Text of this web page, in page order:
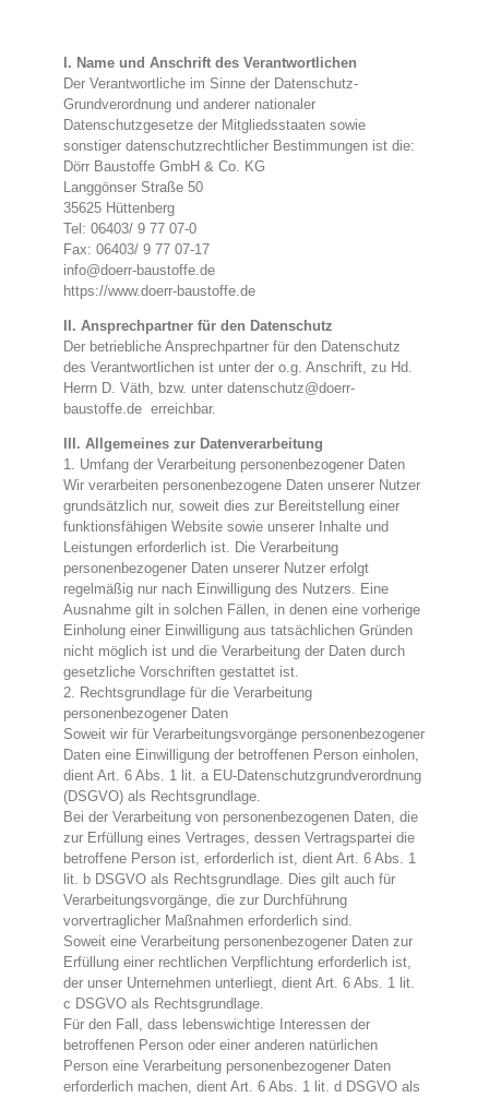
I. Name und Anschrift des Verantwortlichen
Der Verantwortliche im Sinne der Datenschutz-
Grundverordnung und anderer nationaler
Datenschutzgesetze der Mitgliedsstaaten sowie
sonstiger datenschutzrechtlicher Bestimmungen ist die:
Dörr Baustoffe GmbH & Co. KG
Langgönser Straße 50
35625 Hüttenberg
Tel: 06403/ 9 77 07-0
Fax: 06403/ 9 77 07-17
info@doerr-baustoffe.de
https://www.doerr-baustoffe.de
II. Ansprechpartner für den Datenschutz
Der betriebliche Ansprechpartner für den Datenschutz
des Verantwortlichen ist unter der o.g. Anschrift, zu Hd.
Herrn D. Väth, bzw. unter datenschutz@doerr-
baustoffe.de erreichbar.
III. Allgemeines zur Datenverarbeitung
1. Umfang der Verarbeitung personenbezogener Daten
Wir verarbeiten personenbezogene Daten unserer Nutzer
grundsätzlich nur, soweit dies zur Bereitstellung einer
funktionsfähigen Website sowie unserer Inhalte und
Leistungen erforderlich ist. Die Verarbeitung
personenbezogener Daten unserer Nutzer erfolgt
regelmäßig nur nach Einwilligung des Nutzers. Eine
Ausnahme gilt in solchen Fällen, in denen eine vorherige
Einholung einer Einwilligung aus tatsächlichen Gründen
nicht möglich ist und die Verarbeitung der Daten durch
gesetzliche Vorschriften gestattet ist.
2. Rechtsgrundlage für die Verarbeitung
personenbezogener Daten
Soweit wir für Verarbeitungsvorgänge personenbezogener
Daten eine Einwilligung der betroffenen Person einholen,
dient Art. 6 Abs. 1 lit. a EU-Datenschutzgrundverordnung
(DSGVO) als Rechtsgrundlage.
Bei der Verarbeitung von personenbezogenen Daten, die
zur Erfüllung eines Vertrages, dessen Vertragspartei die
betroffene Person ist, erforderlich ist, dient Art. 6 Abs. 1
lit. b DSGVO als Rechtsgrundlage. Dies gilt auch für
Verarbeitungsvorgänge, die zur Durchführung
vorvertraglicher Maßnahmen erforderlich sind.
Soweit eine Verarbeitung personenbezogener Daten zur
Erfüllung einer rechtlichen Verpflichtung erforderlich ist,
der unser Unternehmen unterliegt, dient Art. 6 Abs. 1 lit.
c DSGVO als Rechtsgrundlage.
Für den Fall, dass lebenswichtige Interessen der
betroffenen Person oder einer anderen natürlichen
Person eine Verarbeitung personenbezogener Daten
erforderlich machen, dient Art. 6 Abs. 1 lit. d DSGVO als